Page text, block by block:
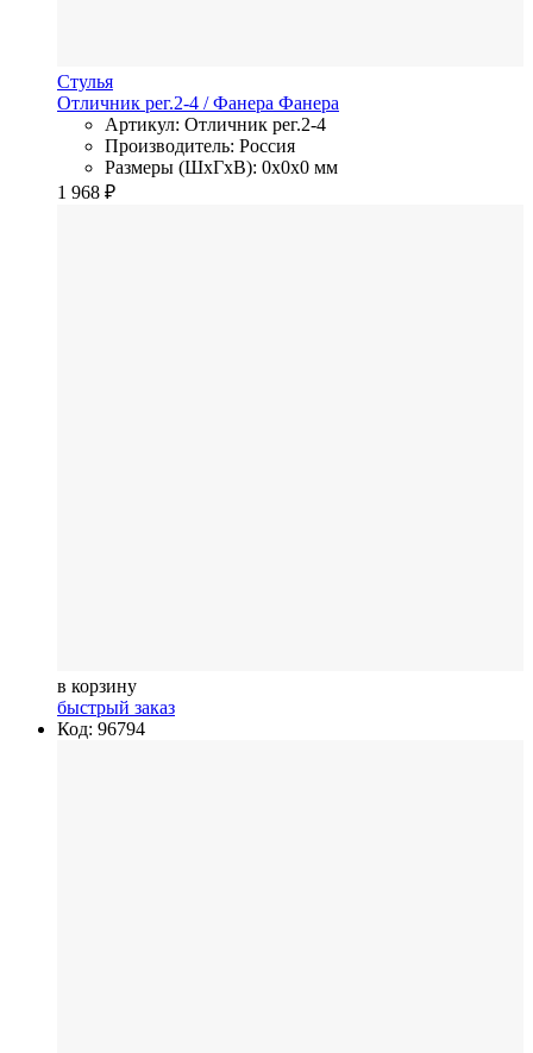
Стулья
Отличник рег.2-4 / Фанера Фанера
Артикул: Отличник рег.2-4
Производитель: Россия
Размеры (ШхГхВ): 0x0x0 мм
1 968 ₽
в корзину
быстрый заказ
Код: 96794